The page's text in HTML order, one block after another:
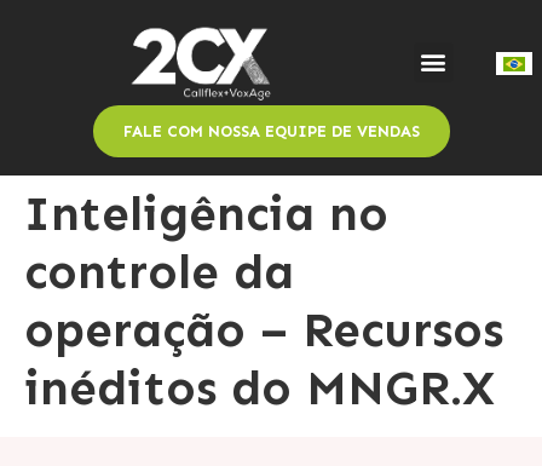
FALE COM NOSSA EQUIPE DE VENDAS
Inteligência no
controle da
operação – Recursos
inéditos do MNGR.X